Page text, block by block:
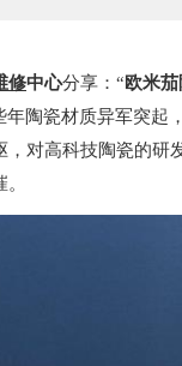
修中心分享：“欧米
年陶瓷材质异军突起
，对高科技陶瓷的研